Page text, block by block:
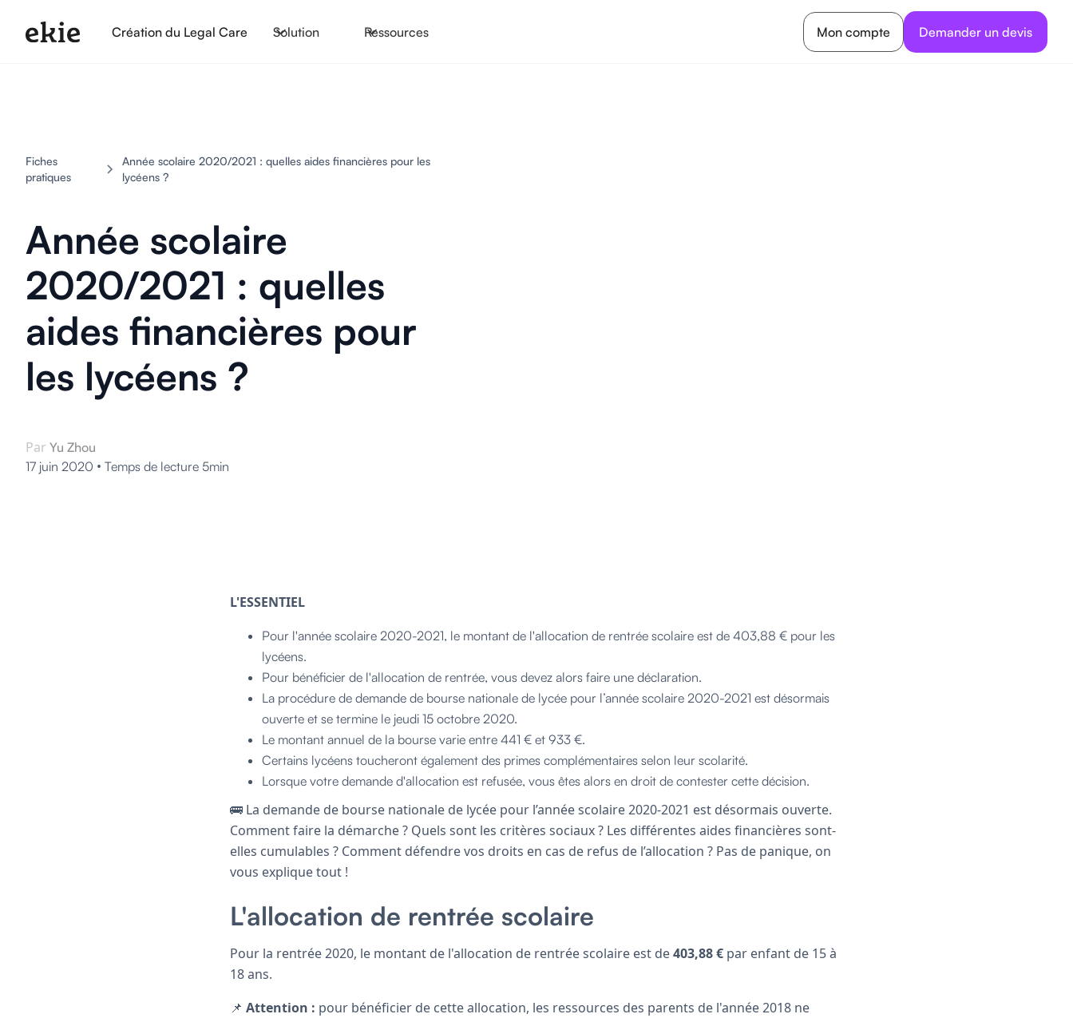
Création du Legal Care Solution Ressources Mon compte Demander un devis
Fiches
pratiques
Année scolaire 2020/2021 : quelles aides financières pour les
lycéens ?
Année scolaire
2020/2021 : quelles
aides financières pour
les lycéens ?
Par Yu Zhou
17 juin 2020 • Temps de lecture 5min
L'ESSENTIEL
Pour l'année scolaire 2020-2021, le montant de l'allocation de rentrée scolaire est de 403,88 € pour les
lycéens.
Pour bénéficier de l'allocation de rentrée, vous devez alors faire une déclaration.
La procédure de demande de bourse nationale de lycée pour l’année scolaire 2020-2021 est désormais
ouverte et se termine le jeudi 15 octobre 2020.
Le montant annuel de la bourse varie entre 441 € et 933 €.
Certains lycéens toucheront également des primes complémentaires selon leur scolarité.
Lorsque votre demande d'allocation est refusée, vous êtes alors en droit de contester cette décision.
🚌 La demande de bourse nationale de lycée pour l’année scolaire 2020-2021 est désormais ouverte.
Comment faire la démarche ? Quels sont les critères sociaux ? Les différentes aides financières sont-
elles cumulables ? Comment défendre vos droits en cas de refus de l’allocation ? Pas de panique, on
vous explique tout !
L'allocation de rentrée scolaire
Pour la rentrée 2020, le montant de l'allocation de rentrée scolaire est de403,88 € par enfant de 15 à
18 ans.
📌 Attention : pour bénéficier de cette allocation, les ressources des parents de l'année 2018 ne